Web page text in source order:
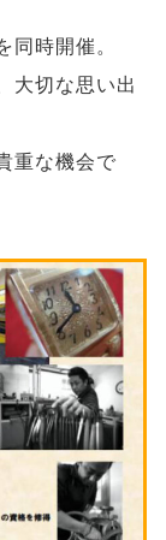
同時開催。
大切な思い出
重な機会で